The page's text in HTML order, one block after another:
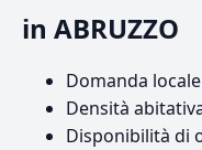
in ABRUZZO
Domanda
Densità
Disponibilità di